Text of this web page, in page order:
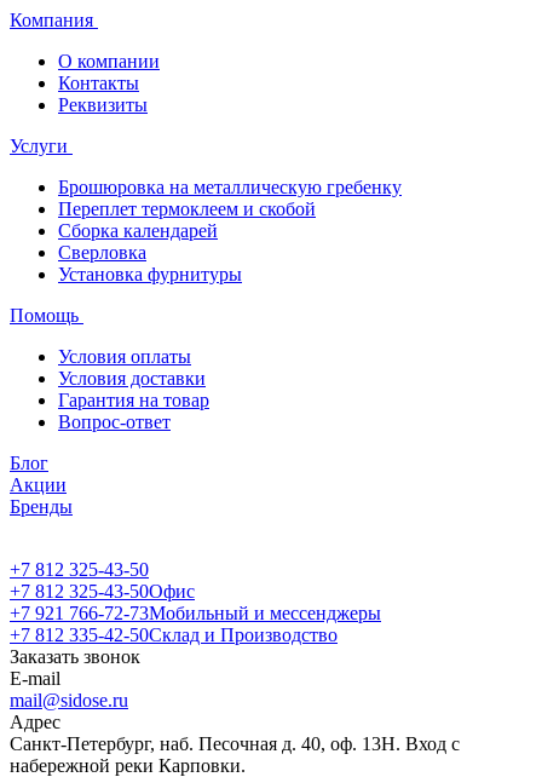
Компания
О компании
Контакты
Реквизиты
Услуги
Брошюровка на металлическую гребенку
Переплет термоклеем и скобой
Сборка календарей
Сверловка
Установка фурнитуры
Помощь
Условия оплаты
Условия доставки
Гарантия на товар
Вопрос-ответ
Блог
Акции
Бренды
+7 812 325-43-50
+7 812 325-43-50Офис
+7 921 766-72-73Мобильный и мессенджеры
+7 812 335-42-50Склад и Производство
Заказать звонок
E-mail
mail@sidose.ru
Адрес
Санкт-Петербург, наб. Песочная д. 40, оф. 13Н. Вход с
набережной реки Карповки.